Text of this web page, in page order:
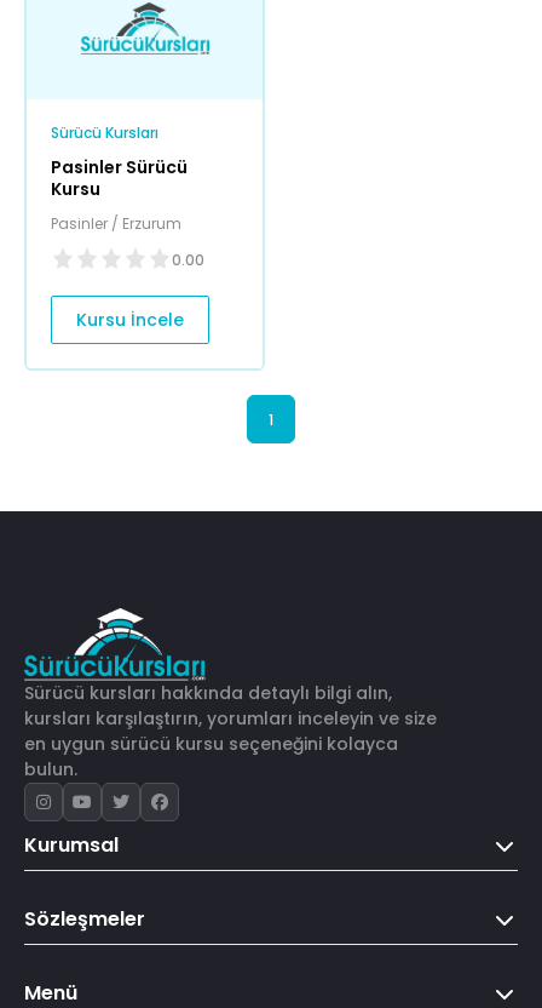
Sürücü Kursları
Pasinler Sürücü
Kursu
Pasinler / Erzurum
0.00
Kursu İncele
1
Sürücü kursları hakkında detaylı bilgi alın,
kursları karşılaştırın, yorumları inceleyin ve size
en uygun sürücü kursu seçeneğini kolayca
bulun.
Kurumsal
Sözleşmeler
Menü